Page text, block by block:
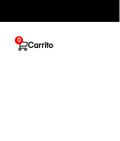
Carrito
0